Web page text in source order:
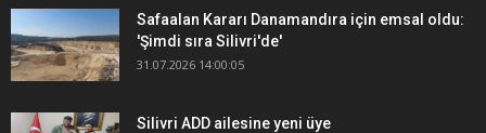
Safaalan Kararı Danamandıra için emsal oldu:
'Şimdi sıra Silivri'de'
31.07.2026 14:00:05
Silivri ADD ailesine yeni üye